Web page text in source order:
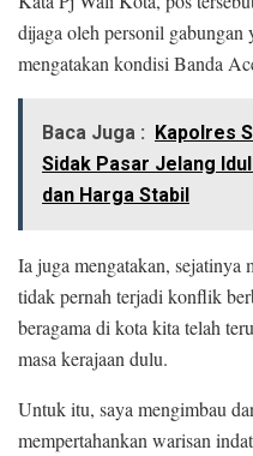
dijaga oleh personil
mengatakan kondisi Banda
Baca Juga : Kapolres
Sidak Pasar Jelang
dan Harga Stabil
Ia juga mengatakan,
tidak pernah terjadi konflik
beragama di kota kita telah
masa kerajaan dulu.
Untuk itu, saya mengimbau
mempertahankan warisan